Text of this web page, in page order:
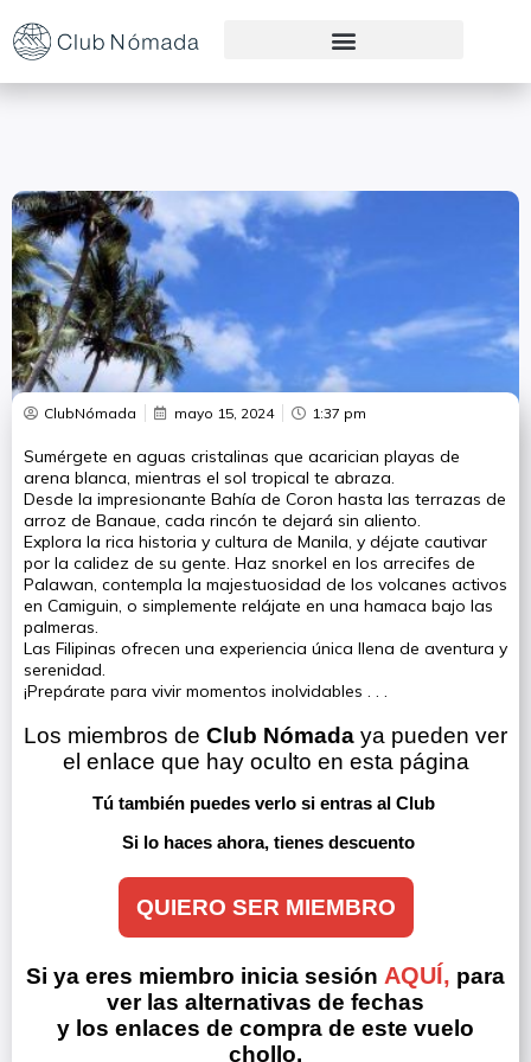
ClubNómada mayo 15, 2024 1:37 pm
Sumérgete en aguas cristalinas que acarician playas de
arena blanca, mientras el sol tropical te abraza.
Desde la impresionante Bahía de Coron hasta las terrazas de
arroz de Banaue, cada rincón te dejará sin aliento.
Explora la rica historia y cultura de Manila, y déjate cautivar
por la calidez de su gente. Haz snorkel en los arrecifes de
Palawan, contempla la majestuosidad de los volcanes activos
en Camiguin, o simplemente relájate en una hamaca bajo las
palmeras.
Las Filipinas ofrecen una experiencia única llena de aventura y
serenidad.
¡Prepárate para vivir momentos inolvidables . . .
Los miembros de Club Nómada ya pueden ver
el enlace que hay oculto en esta página
Tú también puedes verlo si entras al Club
Si lo haces ahora, tienes descuento
QUIERO SER MIEMBRO
Si ya eres miembro inicia sesión AQUÍ, para
ver las alternativas de fechas
y los enlaces de compra de este vuelo
chollo.